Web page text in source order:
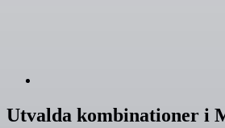
Utvalda kombinationer i